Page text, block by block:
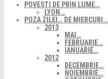
POVEȘTI DE PRIN LUME…
LYON…
POZA ZILEI… DE MIERCURI…
2013
MAI…
FEBRUARIE…
IANUARIE…
2012
DECEMBRIE…
NOIEMBRIE…